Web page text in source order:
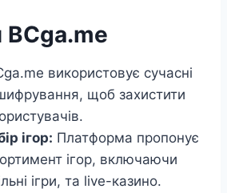
BCga.me
використовує сучасні
щоб захистити
ігор: Платформа пропонує
ігор, включаючи
ігри, та live-казино.